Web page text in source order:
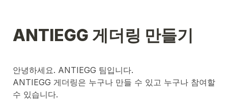
ANTIEGG 게더링 만들기
ANTIEGG 게더링은 누구나 만들 수 있고 누구나 참여할
수 있습니다.